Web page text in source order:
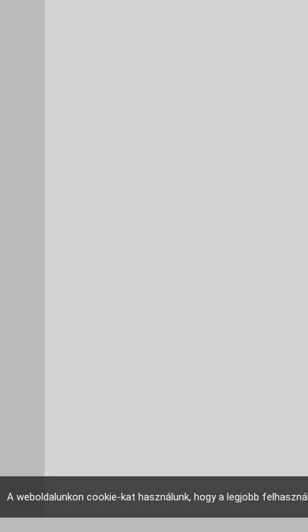
A weboldalunkon cookie-kat használunk, hogy a legjobb